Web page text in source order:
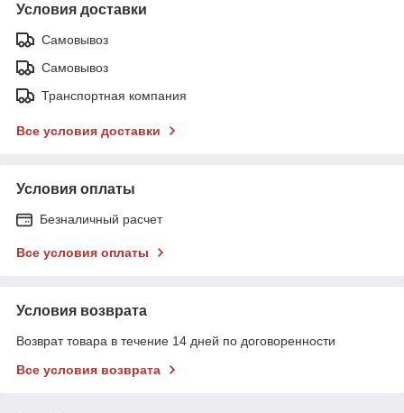
Условия доставки
Самовывоз
Самовывоз
Транспортная компания
Все условия доставки
Условия оплаты
Безналичный расчет
Все условия оплаты
Условия возврата
Возврат товара в течение 14 дней по договоренности
Все условия возврата